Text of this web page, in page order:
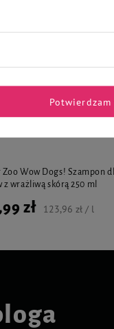
Zoo Wow Dogs! Szampon
z wrażliwą skórą 250 ml
zł 123,96 zł / l